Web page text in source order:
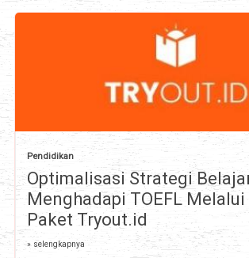
Pendidikan
Optimalisasi Strategi
Menghadapi TOEFL
Paket Tryout.id
» selengkapnya